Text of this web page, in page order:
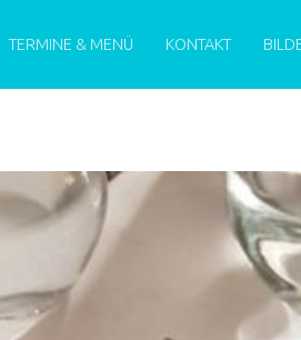
TERMINE & MENÜ KONTAKT